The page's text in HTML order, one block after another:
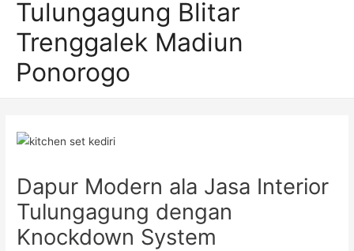
Tulungagung Blitar
Trenggalek Madiun
Ponorogo
Dapur Modern ala Jasa Interior
Tulungagung dengan
Knockdown System